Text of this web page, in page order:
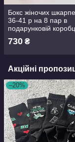
Бокс жіночих
36-41 р на 8 пар в
подарунковій
730 ₴
Акційні
–20%